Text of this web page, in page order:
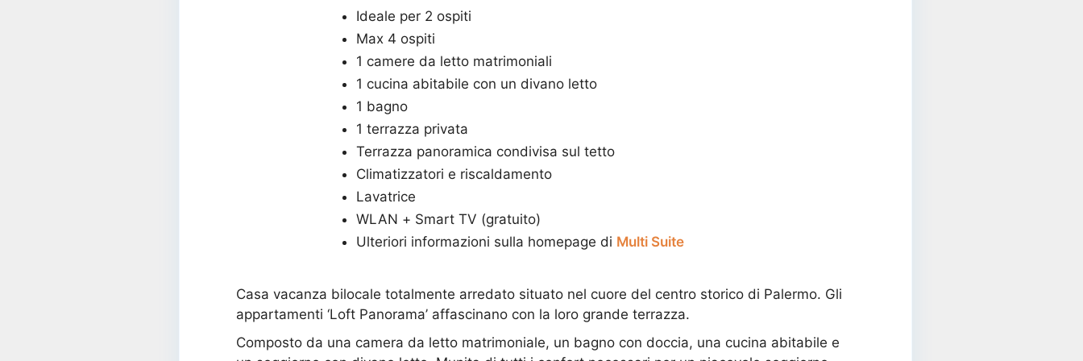
Ideale per 2 ospiti
Max 4 ospiti
1 camere da letto matrimoniali
1 cucina abitabile con un divano letto
1 bagno
1 terrazza privata
Terrazza panoramica condivisa sul tetto
Climatizzatori e riscaldamento
Lavatrice
WLAN + Smart TV (gratuito)
Ulteriori informazioni sulla homepage di Multi Suite
Casa vacanza bilocale totalmente arredato situato nel cuore del centro storico di Palermo. Gli
appartamenti ‘Loft Panorama’ affascinano con la loro grande terrazza.
Composto da una camera da letto matrimoniale, un bagno con doccia, una cucina abitabile e